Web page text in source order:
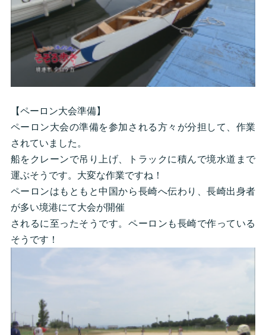
【ペーロン大会準備】
ペーロン大会の準備を参加される方々が分担して、作業
されていました。
船をクレーンで吊り上げ、トラックに積んで境水道まで
運ぶそうです。大変な作業ですね！
ペーロンはもともと中国から長崎へ伝わり、長崎出身者
が多い境港にて大会が開催
されるに至ったそうです。ペーロンも長崎で作っている
そうです！